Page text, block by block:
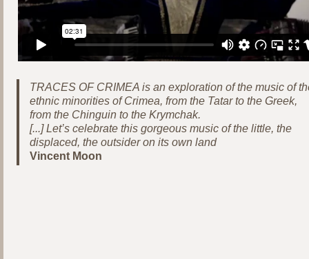
TRACES OF CRIMEA is an exploration of the music of
ethnic minorities of Crimea, from the Tatar to the Greek,
from the Chinguin to the Krymchak.
[...] Let’s celebrate this gorgeous music of the little, the
displaced, the outsider on its own land
Vincent Moon